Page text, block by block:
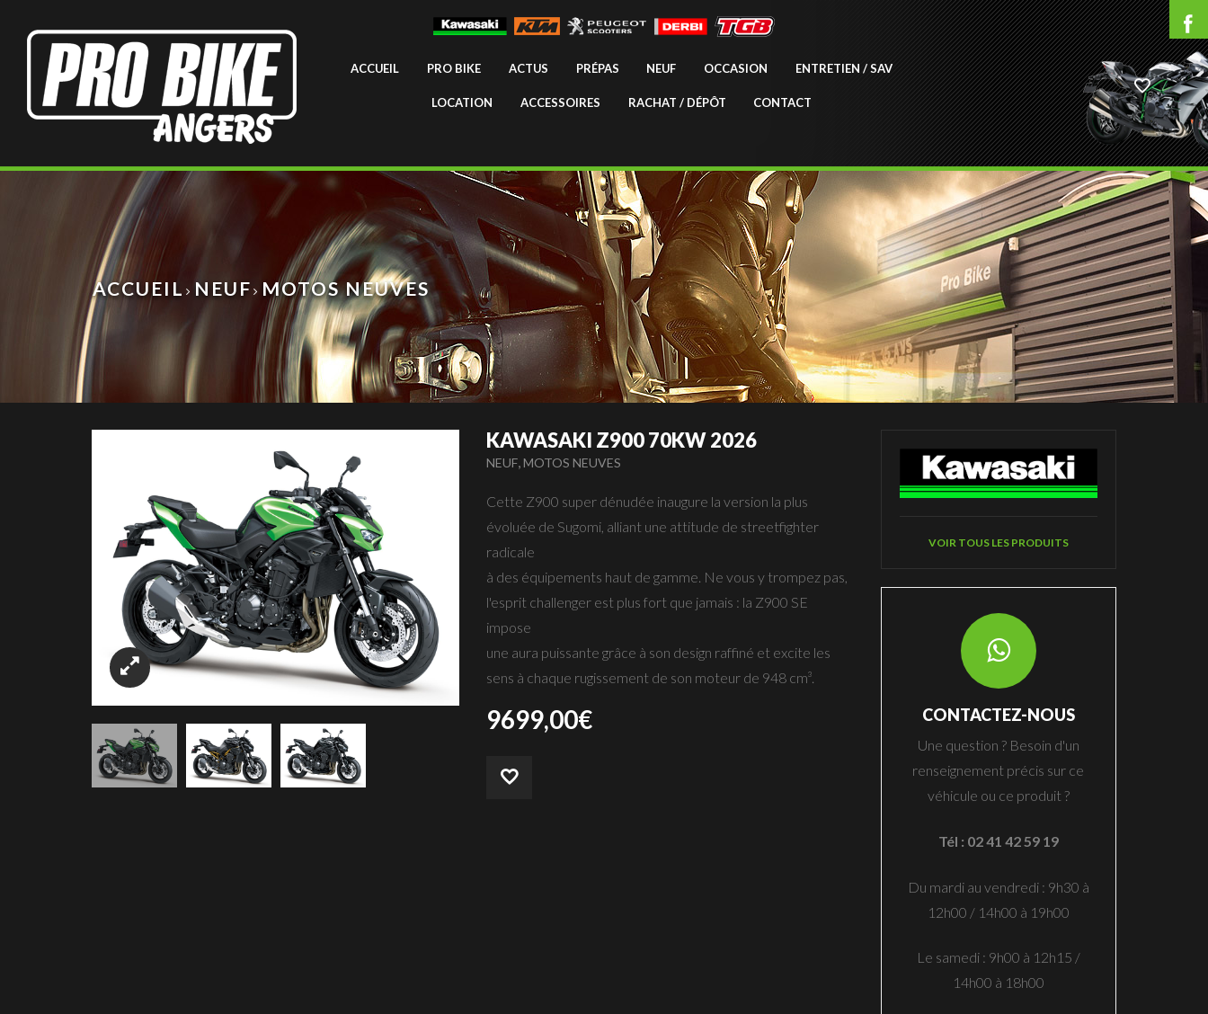
ACCUEIL PRO BIKE ACTUS PRÉPAS NEUF OCCASION ENTRETIEN / SAV
LOCATION ACCESSOIRES RACHAT / DÉPÔT CONTACT
ACCUEIL NEUF MOTOS NEUVES
KAWASAKI Z900 70KW 2026
NEUF, MOTOS NEUVES
Cette Z900 super dénudée inaugure la version la plus
évoluée de Sugomi, alliant une attitude de streetfighter
radicale
à des équipements haut de gamme. Ne vous y trompez pas,
l'esprit challenger est plus fort que jamais : la Z900 SE
impose
une aura puissante grâce à son design raffiné et excite les
sens à chaque rugissement de son moteur de 948 cm³.
9699,00€
VOIR TOUS LES PRODUITS
CONTACTEZ-NOUS
Une question ? Besoin d'un
renseignement précis sur ce
véhicule ou ce produit ?
Tél : 02 41 42 59 19
Du mardi au vendredi : 9h30 à
12h00 / 14h00 à 19h00
Le samedi : 9h00 à 12h15 /
14h00 à 18h00